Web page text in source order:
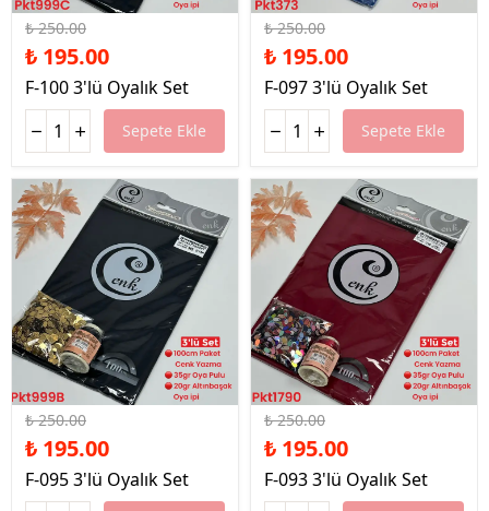
₺ 250.00
₺ 195.00
F-100 3'lü Oyalık Set
Sepete Ekle
₺ 250.00
₺ 195.00
F-097 3'lü Oyalık Set
Sepete Ekle
%22 İndirim
₺ 250.00
₺ 195.00
F-095 3'lü Oyalık Set
%22 İndirim
₺ 250.00
₺ 195.00
F-093 3'lü Oyalık Set